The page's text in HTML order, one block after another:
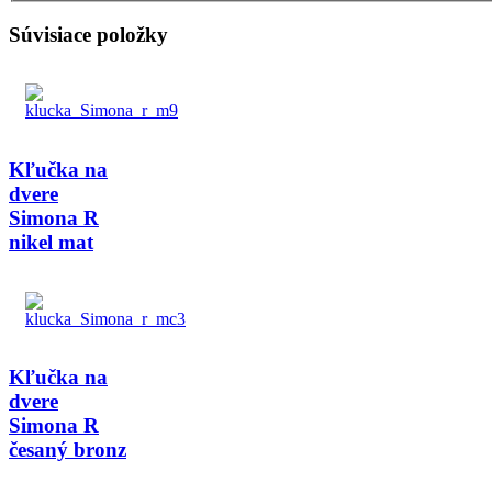
Súvisiace položky
Kľučka na
dvere
Simona R
nikel mat
Kľučka na
dvere
Simona R
česaný bronz